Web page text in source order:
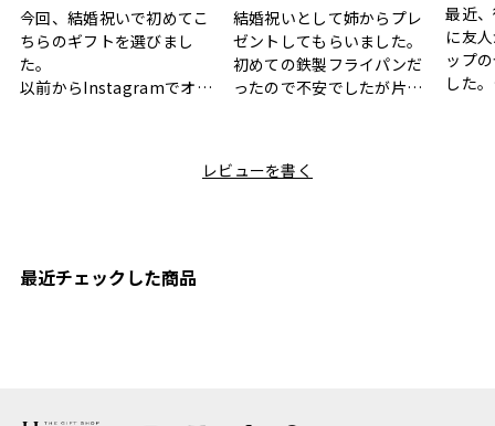
今回、結婚祝いで初めてこ
ちらのギフトを選びまし
た。
以前からInstagramでオシ
と大好きなカレーのセット
ちらも大変気に入ったと写
結婚祝いとして姉からプレ
ゼントしてもらいました。
初めての鉄製フライパンだ
ったので不安でしたが片手
利です。洗い物も減って一
最近
に友
ップ
した。
レビューを書く
最近チェックした商品